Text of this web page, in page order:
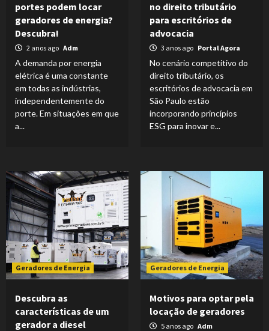
portes podem locar
geradores de energia?
Descubra!
2 anos ago Adm
A demanda por energia
elétrica é uma constante
em todas as indústrias,
independentemente do
porte. Em situações em que
a...
no direito tributário
para escritórios de
advocacia
3 anos ago Portal Agora
No cenário competitivo do
direito tributário, os
escritórios de advocacia em
São Paulo estão
incorporando princípios
ESG para inovar e...
Geradores de Energia
Descubra as
características de um
gerador a diesel
Geradores de Energia
Motivos para optar pela
locação de geradores
5 anos ago Adm